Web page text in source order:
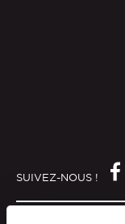
SUIVEZ-NOUS !